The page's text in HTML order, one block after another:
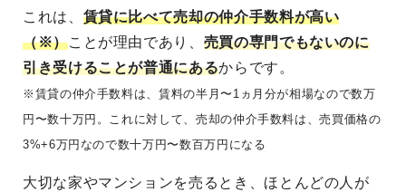
これは、 賃貸に比べて売却の仲介手数料が高い
（※）ことが理由であり、 売買の専門でもないのに
引き受けることが普通にあるからです。
※賃貸の仲介手数料は、賃料の半月〜1ヵ月分が相場なので数万
円〜数十万円。これに対して、売却の仲介手数料は、売買価格の
3%+6万円なので数十万円〜数百万円になる
大切な家やマンションを売るとき、ほとんどの人が